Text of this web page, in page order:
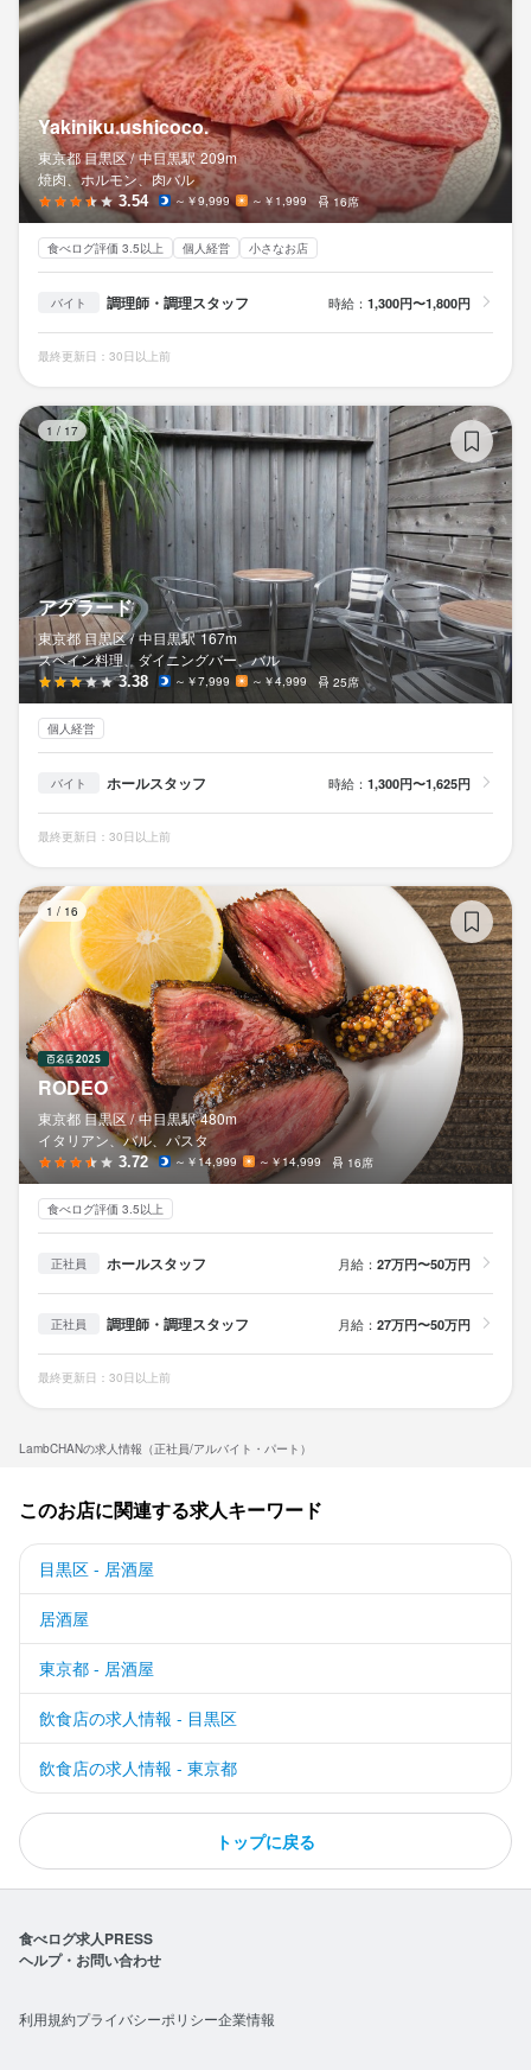
LambCHANの求人情報（正社員/アルバイト・パート）
Yakiniku.ushicoco.
東京都 目黒区 / 中目黒駅 209m
焼肉、ホルモン、肉バル
3.54 ～￥9,999 ～￥1,999 16席
食べログ評価 3.5以上 個人経営 小さなお店
バイト 調理師・調理スタッフ 時給： 1,300円〜1,800円
最終更新日：30日以上前
1 / 17
アグラード
東京都 目黒区 / 中目黒駅 167m
スペイン料理、ダイニングバー、バル
3.38 ～￥7,999 ～￥4,999 25席
個人経営
バイト ホールスタッフ 時給： 1,300円〜1,625円
最終更新日：30日以上前
1 / 16
RODEO
東京都 目黒区 / 中目黒駅 480m
イタリアン、バル、パスタ
3.72 ～￥14,999 ～￥14,999 16席
食べログ評価 3.5以上
正社員 ホールスタッフ 月給： 27万円〜50万円
正社員 調理師・調理スタッフ 月給： 27万円〜50万円
最終更新日：30日以上前
このお店に関連する求人キーワード
目黒区 - 居酒屋
居酒屋
東京都 - 居酒屋
飲食店の求人情報 - 目黒区
飲食店の求人情報 - 東京都
トップに戻る
食べログ求人PRESS
ヘルプ・お問い合わせ
利用規約プライバシーポリシー企業情報